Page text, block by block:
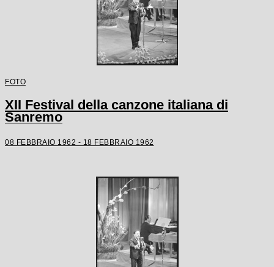
FOTO
XII Festival della canzone italiana di
Sanremo
08 FEBBRAIO 1962 - 18 FEBBRAIO 1962